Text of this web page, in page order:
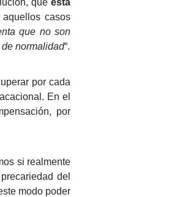
casos
que no son
normalidad“.
por cada
En el
por
si realmente
del
modo poder